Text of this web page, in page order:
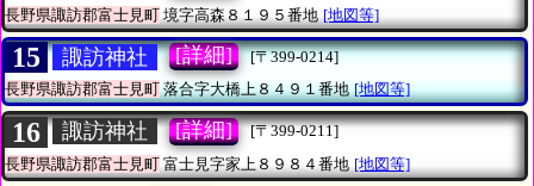
長野県諏訪郡富士見町 境字高森８１９５番地 [地図等]
15 諏訪神社 [詳細]
[〒399-0214]
長野県諏訪郡富士見町落合字大橋上８４９１番地 [地図等]
16 諏訪神社 [詳細]
[〒399-0211]
長野県諏訪郡富士見町 富士見字家上８９８４番地 [地図等]